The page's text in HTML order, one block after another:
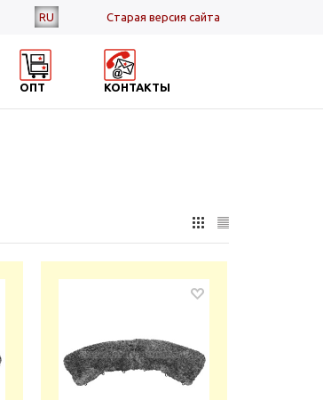
RU Cтарая версия сайта
ОПТ КОНТАКТЫ